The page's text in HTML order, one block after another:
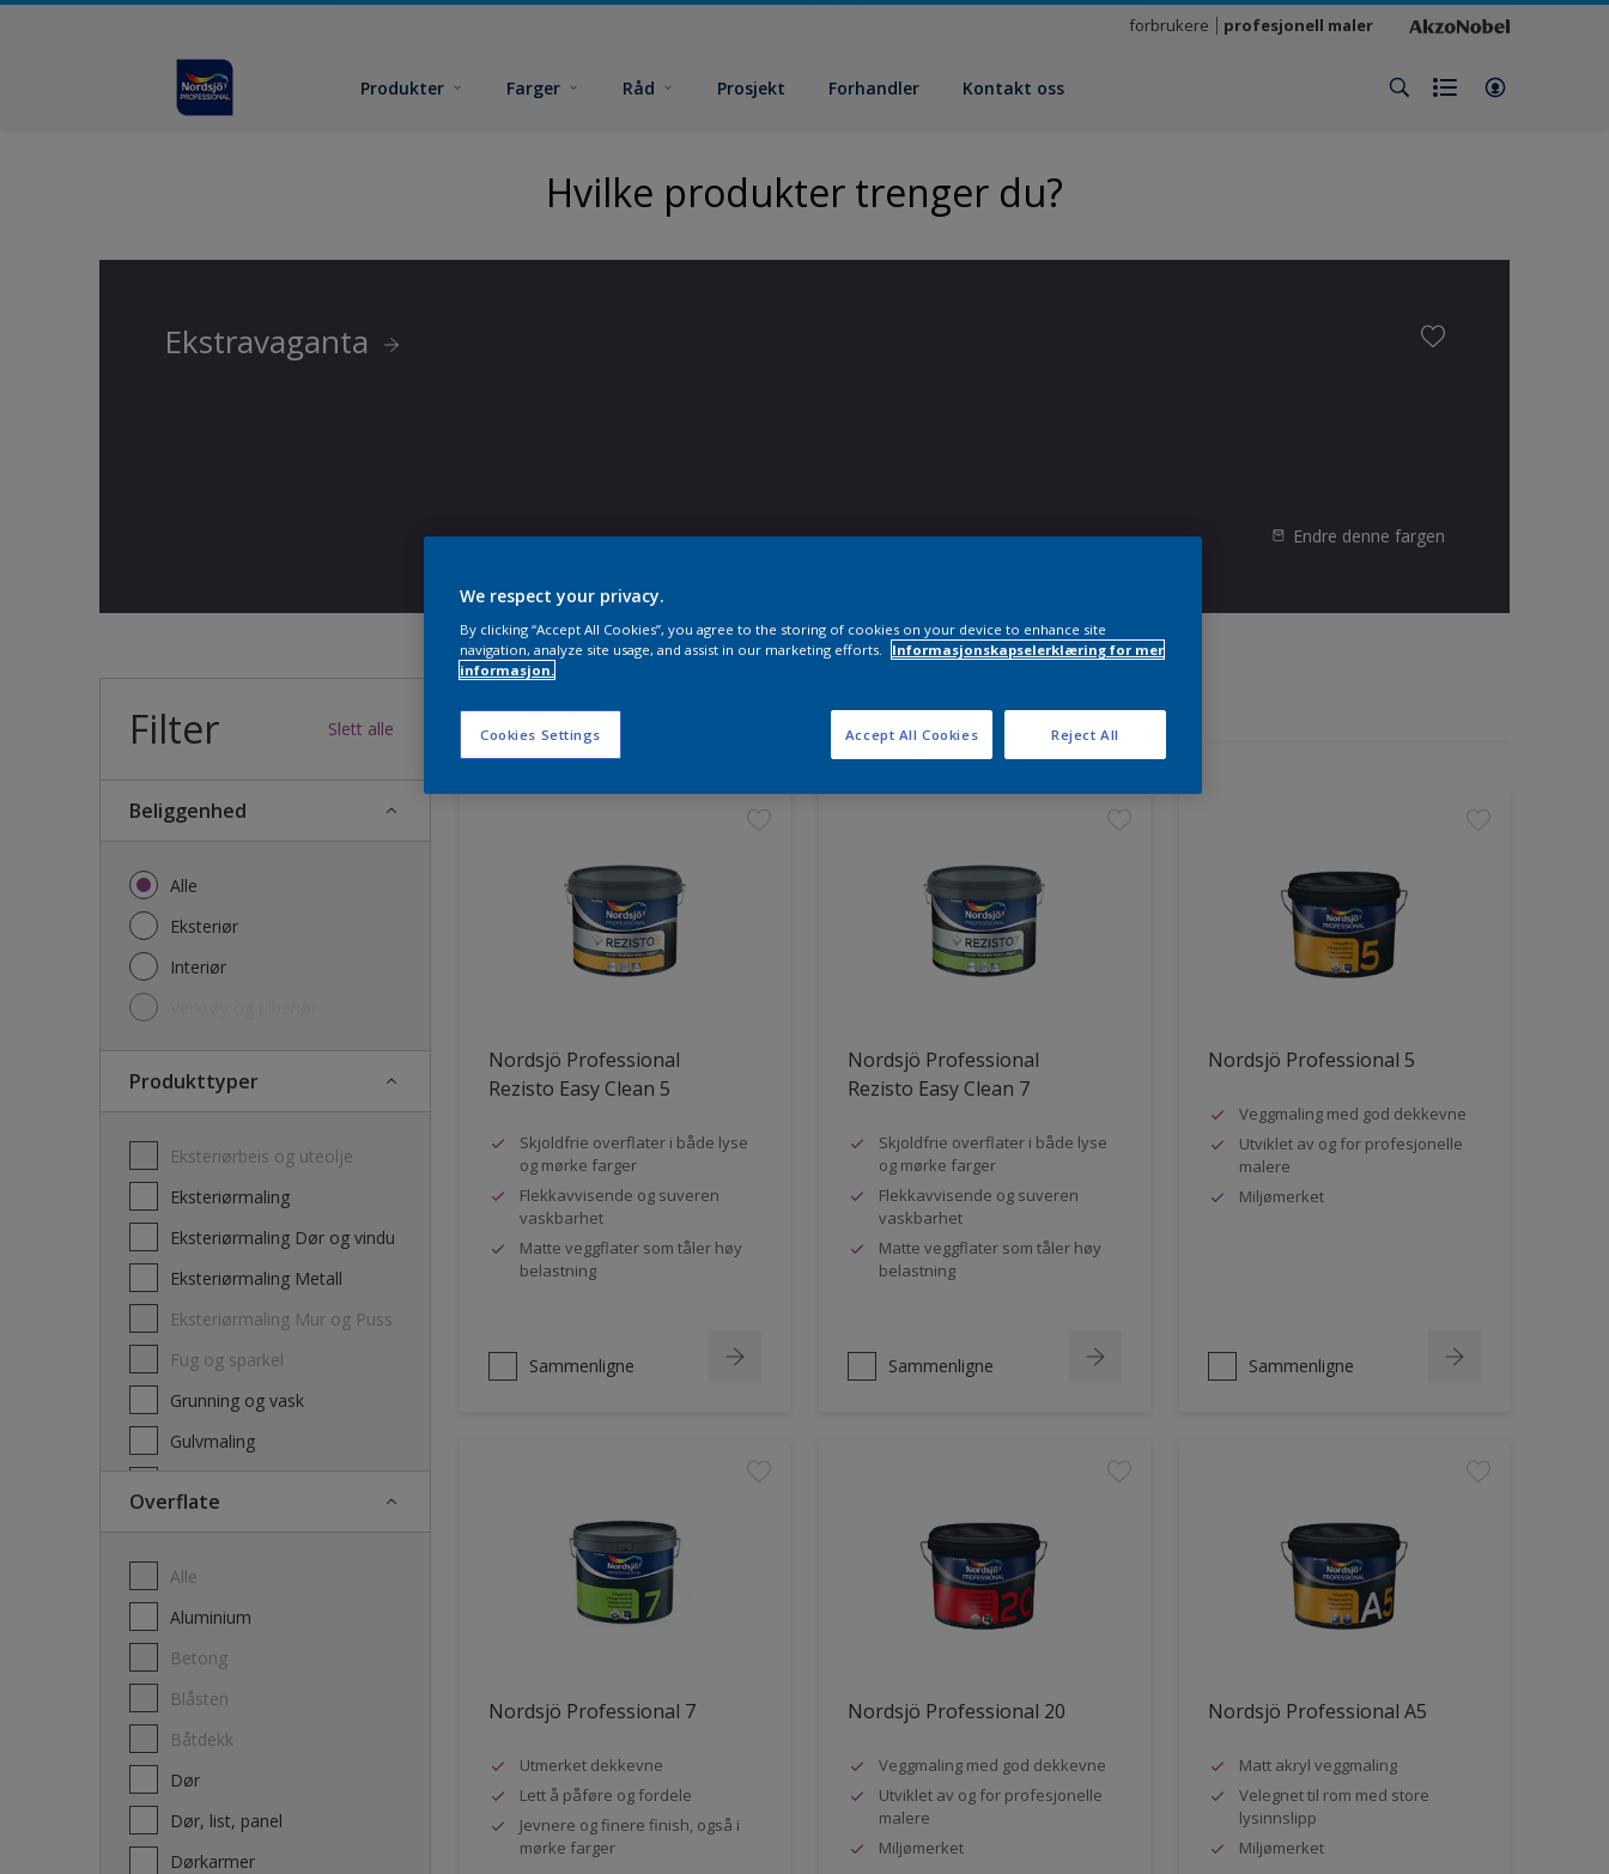
forbrukere profesjonell maler
Produkter Farger Råd Prosjekt Forhandler Kontakt oss
Hvilke produkter trenger du?
Ekstravaganta
Endre denne fargen
Filter Slett alle
Beliggenhed
Alle
Eksteriør
Interiør
Produkttyper
Eksteriørbeis og uteolje
Eksteriørmaling
Eksteriørmaling Dør og vindu
Eksteriørmaling Metall
Eksteriørmaling Mur og Puss
Fug og sparkel
Grunning og vask
Gulvmaling
Overflate
Alle
Aluminium
Betong
Blåsten
Båtdekk
Dør
Dør, list, panel
Dørkarmer
29produkter funnet
Nordsjö Professional
Rezisto Easy Clean 5
Skjoldfrie overflater i både lyse
og mørke farger
Flekkavvisende og suveren
vaskbarhet
Matte veggflater som tåler høy
belastning
Sammenligne
Nordsjö Professional
Rezisto Easy Clean 7
Skjoldfrie overflater i både lyse
og mørke farger
Flekkavvisende og suveren
vaskbarhet
Matte veggflater som tåler høy
belastning
Sammenligne
Nordsjö Professional 5
Veggmaling med god dekkevne
Utviklet av og for profesjonelle
malere
Miljømerket
Sammenligne
Nordsjö Professional 7
Utmerket dekkevne
Lett å påføre og fordele
Jevnere og finere finish, også i
mørke farger
Nordsjö Professional 20
Veggmaling med god dekkevne
Utviklet av og for profesjonelle
malere
Miljømerket
Nordsjö Professional A5
Matt akryl veggmaling
Velegnet til rom med store
lysinnslipp
Miljømerket
We respect your privacy.
By clicking “Accept All Cookies”, you agree to the storing of cookies on your device to enhance site
navigation, analyze site usage, and assist in our marketing efforts.
Informasjonskapselerklæring for mer
informasjon.
Cookies Settings Reject All
Accept All Cookies